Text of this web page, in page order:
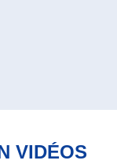
VIDÉOS